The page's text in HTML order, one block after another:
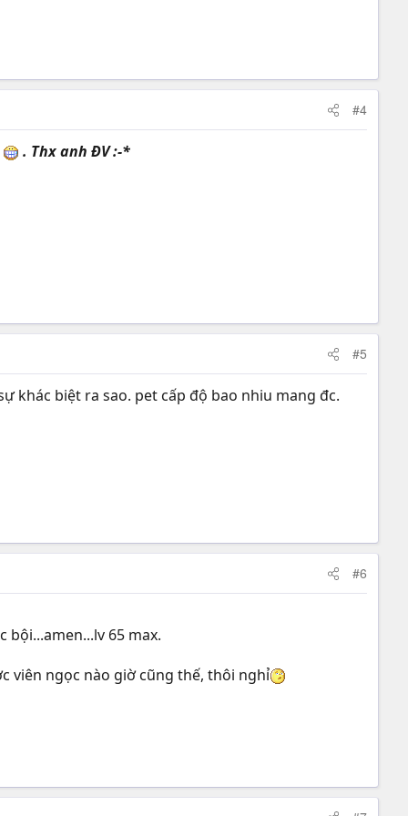
#4
. Thx anh ĐV :-*
#5
khác biệt ra sao. pet cấp độ bao nhiu mang đc.
#6
bội...amen...lv 65 max.
viên ngọc nào giờ cũng thế, thôi nghỉ